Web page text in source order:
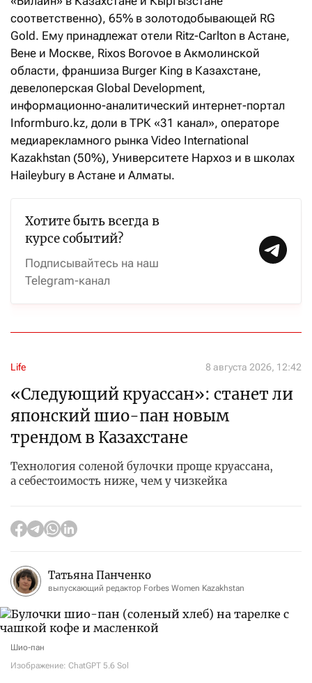
соответственно), 65% в золотодобывающей RG
Gold. Ему принадлежат отели Ritz-Carlton в Астане,
Вене и Москве, Rixos Borovoe в Акмолинской
области, франшиза Burger King в Казахстане,
девелоперская Global Development,
информационно-аналитический интернет-портал
Informburo.kz, доли в ТРК «31 канал», операторе
медиарекламного рынка Video International
Kazakhstan (50%), Университете Нархоз и в школах
Haileybury в Астане и Алматы.
Хотите быть всегда в
курсе событий?
Подписывайтесь на наш
Telegram-канал
Life 8 августа 2026, 12:42
«Следующий круассан»: станет ли
японский шио-пан новым
трендом в Казахстане
Технология соленой булочки проще круассана,
а себестоимость ниже, чем у чизкейка
Татьяна Панченко
выпускающий редактор Forbes Women Kazakhstan
Шио-пан
Изображение: ChatGPT 5.6 Sol